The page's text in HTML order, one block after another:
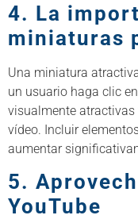
4. La
miniaturas
Una miniatura
un usuario haga clic
visualmente atractivas
vídeo. Incluir
aumentar
5.
YouTube